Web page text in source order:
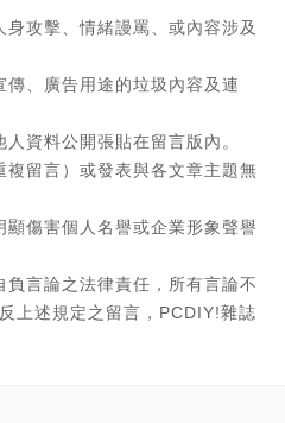
攻擊、情緒謾罵、或內容涉及
、廣告用途的垃圾內容及連
資料公開張貼在留言版內。
留言）或發表與各文章主題無
傷害個人名譽或企業形象聲譽
言論之法律責任，所有言論不
上述規定之留言，PCDIY!雜誌